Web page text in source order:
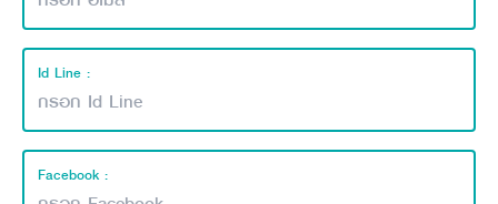
Id Line :
Facebook :